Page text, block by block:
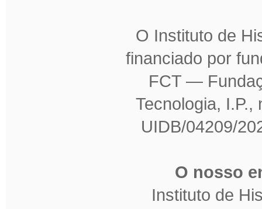
O Instituto de
financiado por
FCT —
Tecnologia,
UIDB/04209/
O nosso
Instituto de